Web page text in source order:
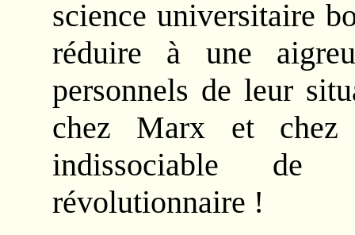
science universitaire
réduire à une
personnels de leur
chez Marx et
indissociable de
révolutionnaire !